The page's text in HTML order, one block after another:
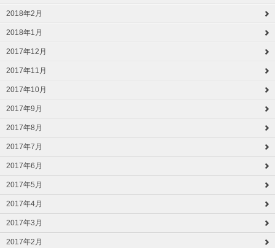
2018年2月
2018年1月
2017年12月
2017年11月
2017年10月
2017年9月
2017年8月
2017年7月
2017年6月
2017年5月
2017年4月
2017年3月
2017年2月